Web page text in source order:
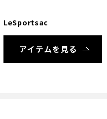
LeSportsac
アイテムを見る